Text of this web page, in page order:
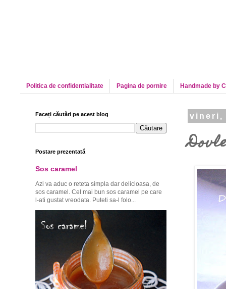
Politica de confidentialitate Pagina de pornire Handmade by
vineri,
Faceți căutări pe acest blog
Postare prezentată
Sos caramel
Azi va aduc o reteta simpla dar delicioasa, de
sos caramel. Cel mai bun sos caramel pe care
l-ati gustat vreodata. Puteti sa-l folo...